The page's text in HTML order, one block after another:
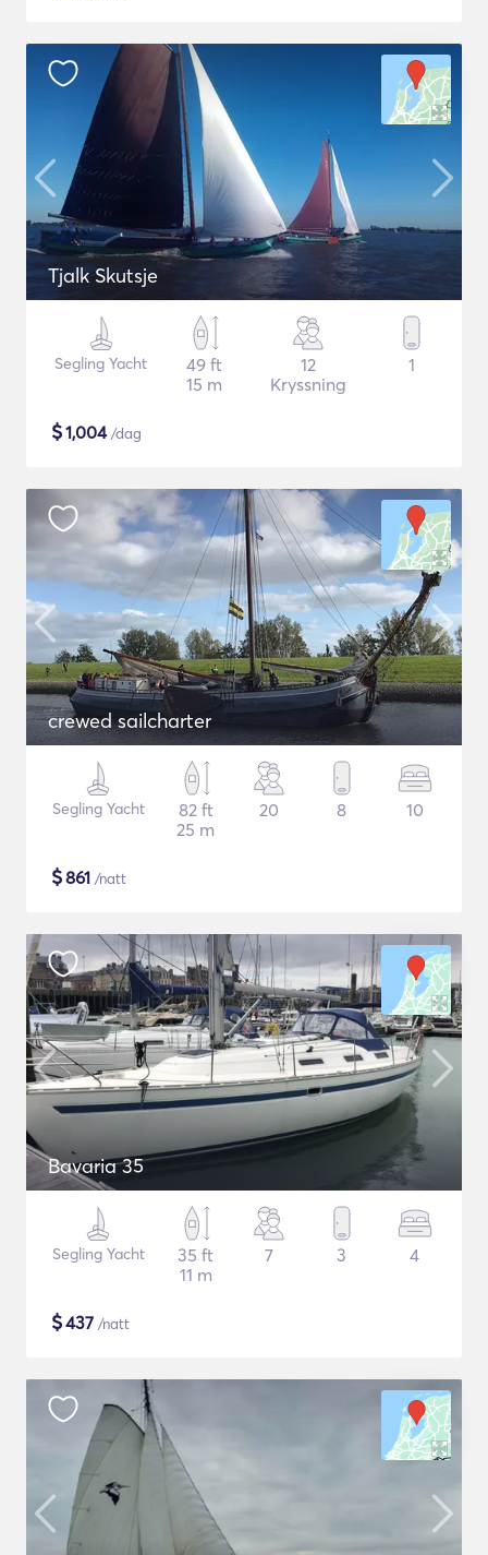
Tjalk Skutsje
Segling Yacht
49 ft
15 m
12
Kryssning
1
$1,004/dag
crewed sailcharter
Segling Yacht
82 ft
25 m
20 8 10
$861 /natt
Bavaria 35
Segling Yacht
35 ft
11 m
7 3 4
$437 /natt